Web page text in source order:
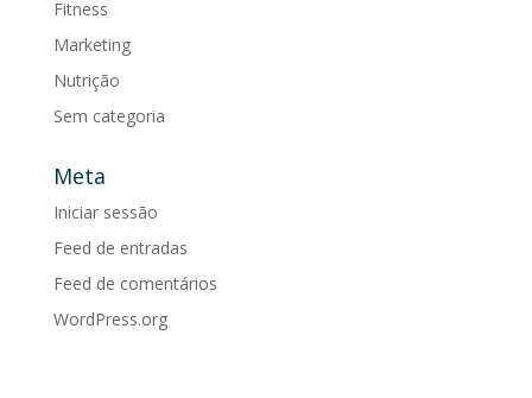
Fitness
Marketing
Nutrição
Sem categoria
Meta
Iniciar sessão
Feed de entradas
Feed de comentários
WordPress.org